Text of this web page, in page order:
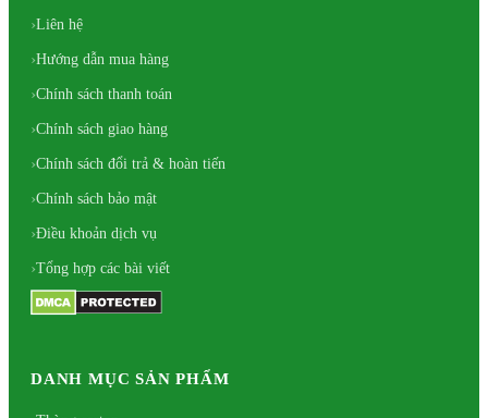
Liên hệ
Hướng dẫn mua hàng
Chính sách thanh toán
Chính sách giao hàng
Chính sách đổi trả & hoàn tiến
Chính sách bảo mật
Điều khoản dịch vụ
Tổng hợp các bài viết
DANH MỤC SẢN PHẨM